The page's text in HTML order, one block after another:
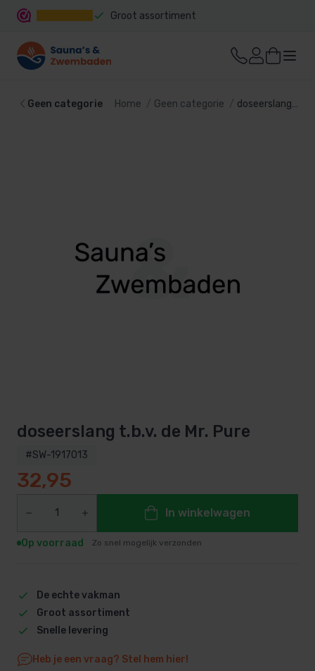
Groot assortiment
Geen categorie Home Geen categorie doseerslang t.b.v. de Mr. Pure
doseerslang t.b.v. de Mr. Pure
#SW-1917013
32,95
In winkelwagen
Op voorraad Zo snel mogelijk verzonden
De echte vakman
Groot assortiment
Snelle levering
Heb je een vraag? Stel hem hier!